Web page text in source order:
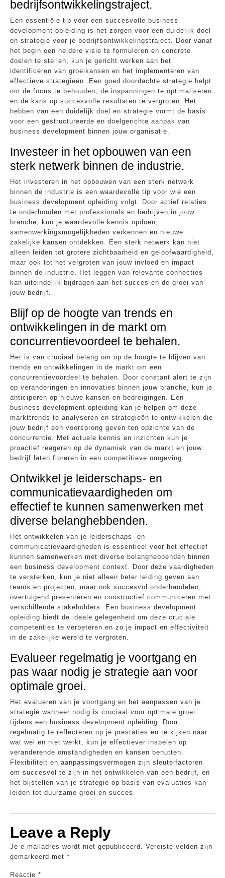
bedrijfsontwikkelingstraject.
Een essentiële tip voor een succesvolle business
development opleiding is het zorgen voor een duidelijk doel
en strategie voor je bedrijfsontwikkelingstraject. Door vanaf
het begin een heldere visie te formuleren en concrete
doelen te stellen, kun je gericht werken aan het
identificeren van groeikansen en het implementeren van
effectieve strategieën. Een goed doordachte strategie helpt
om de focus te behouden, de inspanningen te optimaliseren
en de kans op succesvolle resultaten te vergroten. Het
hebben van een duidelijk doel en strategie vormt de basis
voor een gestructureerde en doelgerichte aanpak van
business development binnen jouw organisatie.
Investeer in het opbouwen van een
sterk netwerk binnen de industrie.
Het investeren in het opbouwen van een sterk netwerk
binnen de industrie is een waardevolle tip voor wie een
business development opleiding volgt. Door actief relaties
te onderhouden met professionals en bedrijven in jouw
branche, kun je waardevolle kennis opdoen,
samenwerkingsmogelijkheden verkennen en nieuwe
zakelijke kansen ontdekken. Een sterk netwerk kan niet
alleen leiden tot grotere zichtbaarheid en geloofwaardigheid,
maar ook tot het vergroten van jouw invloed en impact
binnen de industrie. Het leggen van relevante connecties
kan uiteindelijk bijdragen aan het succes en de groei van
jouw bedrijf.
Blijf op de hoogte van trends en
ontwikkelingen in de markt om
concurrentievoordeel te behalen.
Het is van cruciaal belang om op de hoogte te blijven van
trends en ontwikkelingen in de markt om een
concurrentievoordeel te behalen. Door constant alert te zijn
op veranderingen en innovaties binnen jouw branche, kun je
anticiperen op nieuwe kansen en bedreigingen. Een
business development opleiding kan je helpen om deze
markttrends te analyseren en strategieën te ontwikkelen die
jouw bedrijf een voorsprong geven ten opzichte van de
concurrentie. Met actuele kennis en inzichten kun je
proactief reageren op de dynamiek van de markt en jouw
bedrijf laten floreren in een competitieve omgeving.
Ontwikkel je leiderschaps- en
communicatievaardigheden om
effectief te kunnen samenwerken met
diverse belanghebbenden.
Het ontwikkelen van je leiderschaps- en
communicatievaardigheden is essentieel voor het effectief
kunnen samenwerken met diverse belanghebbenden binnen
een business development context. Door deze vaardigheden
te versterken, kun je niet alleen beter leiding geven aan
teams en projecten, maar ook succesvol onderhandelen,
overtuigend presenteren en constructief communiceren met
verschillende stakeholders. Een business development
opleiding biedt de ideale gelegenheid om deze cruciale
competenties te verbeteren en zo je impact en effectiviteit
in de zakelijke wereld te vergroten.
Evalueer regelmatig je voortgang en
pas waar nodig je strategie aan voor
optimale groei.
Het evalueren van je voortgang en het aanpassen van je
strategie wanneer nodig is cruciaal voor optimale groei
tijdens een business development opleiding. Door
regelmatig te reflecteren op je prestaties en te kijken naar
wat wel en niet werkt, kun je effectiever inspelen op
veranderende omstandigheden en kansen benutten.
Flexibiliteit en aanpassingsvermogen zijn sleutelfactoren
om succesvol te zijn in het ontwikkelen van een bedrijf, en
het bijstellen van je strategie op basis van evaluaties kan
leiden tot duurzame groei en succes.
Leave a Reply
Je e-mailadres wordt niet gepubliceerd. Vereiste velden zijn
gemarkeerd met *
Reactie *